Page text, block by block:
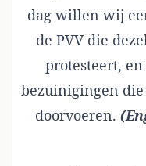
dag willen wij
de PVV die
protesteert,
bezuinigingen
doorvoeren.